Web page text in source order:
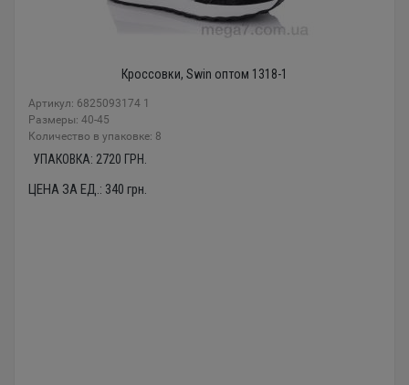
Кроссовки, Swin оптом 1318-1
Артикул: 6825093174 1
Размеры: 40-45
Количество в упаковке: 8
УПАКОВКА: 2720 ГРН.
ЦЕНА ЗА ЕД.: 340 грн.